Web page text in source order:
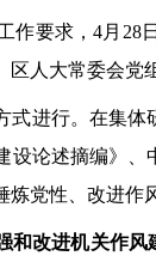
作要求，4月28
区人大常委会党
式进行。在集
论述摘编》
党性、改进作
和改进机关作风